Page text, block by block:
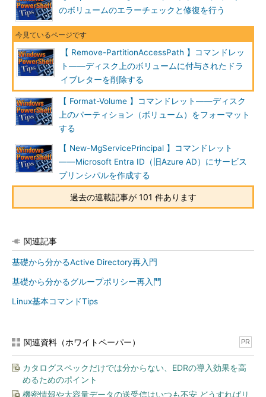
のボリュームのエラーチェックと修復を行う
【 Remove-PartitionAccessPath 】コマンドレッ
ト――ディスク上のボリュームに付与されたドラ
イブレターを削除する
【 Format-Volume 】コマンドレット――ディスク
上のパーティション（ボリューム）をフォーマット
する
【 New-MgServicePrincipal 】コマンドレット
――Microsoft Entra ID（旧Azure AD）にサービス
プリンシパルを作成する
過去の連載記事が 101 件あります
関連記事
基礎から分かるActive Directory再入門
基礎から分かるグループポリシー再入門
Linux基本コマンドTips
関連資料（ホワイトペーパー） PR
カタログスペックだけでは分からない、EDRの導入効果を高
めるためのポイント
機密情報や大容量データの送受信はいつも不安 どうすればリ